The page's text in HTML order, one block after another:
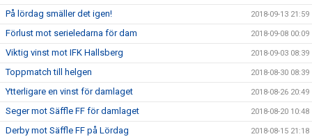
På lördag smäller det igen! 2018-09-13 21:59
Förlust mot serieledarna för dam 2018-09-08 00:09
Viktig vinst mot IFK Hallsberg 2018-09-03 08:39
Toppmatch till helgen 2018-08-30 08:39
Ytterligare en vinst för damlaget 2018-08-26 20:49
Seger mot Säffle FF för damlaget 2018-08-20 10:48
Derby mot Säffle FF på Lördag 2018-08-15 21:18